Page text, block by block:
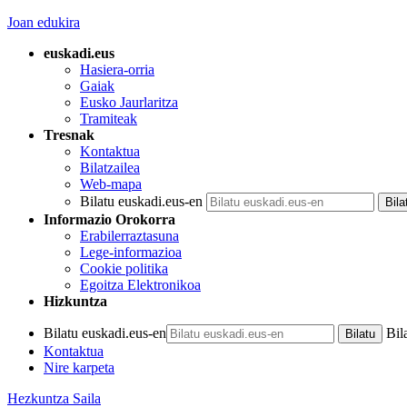
Joan edukira
euskadi.eus
Hasiera-orria
Gaiak
Eusko Jaurlaritza
Tramiteak
Tresnak
Kontaktua
Bilatzailea
Web-mapa
Bilatu euskadi.eus-en
Informazio Orokorra
Erabilerraztasuna
Lege-informazioa
Cookie politika
Egoitza Elektronikoa
Hizkuntza
Bilatu euskadi.eus-en
Kontaktua
Nire karpeta
Hezkuntza Saila